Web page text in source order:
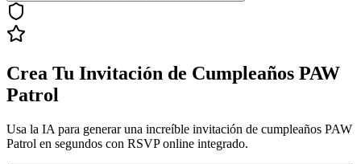
Crea Tu Invitación de Cumpleaños PAW
Patrol
Usa la IA para generar una increíble invitación de cumpleaños PAW
Patrol en segundos con RSVP online integrado.